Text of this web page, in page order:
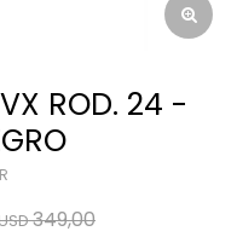
ROD. 24 -
349,00